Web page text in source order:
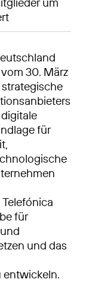
30. März
für
für
und das
entwickeln.